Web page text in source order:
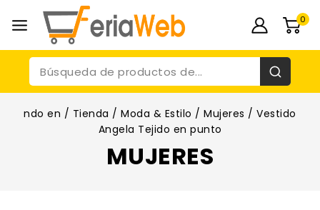
0
ndo en / Tienda / Moda & Estilo / Mujeres / Vestido
Angela Tejido en punto
MUJERES